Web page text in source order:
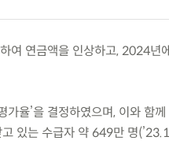
여 연금액을 인상하고, 2024년
율’을 결정하였으며, 이와 함
있는 수급자 약 649만 명